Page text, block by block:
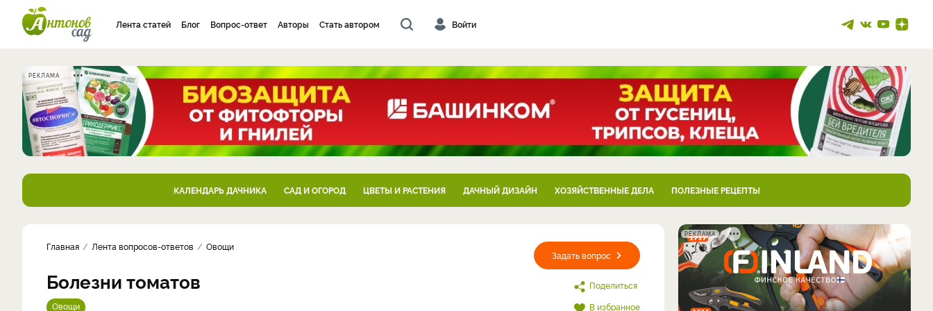
Лента статей Блог Вопрос-ответ Авторы Стать автором Войти
РЕКЛАМА
КАЛЕНДАРЬ ДАЧНИКА САД И ОГОРОД ЦВЕТЫ И РАСТЕНИЯ ДАЧНЫЙ ДИЗАЙН ХОЗЯЙСТВЕННЫЕ ДЕЛА ПОЛЕЗНЫЕ РЕЦЕПТЫ
Задать вопрос
Поделиться
В избранное
Главная Лента вопросов-ответов Овощи
Болезни томатов
Овощи
РЕКЛАМА